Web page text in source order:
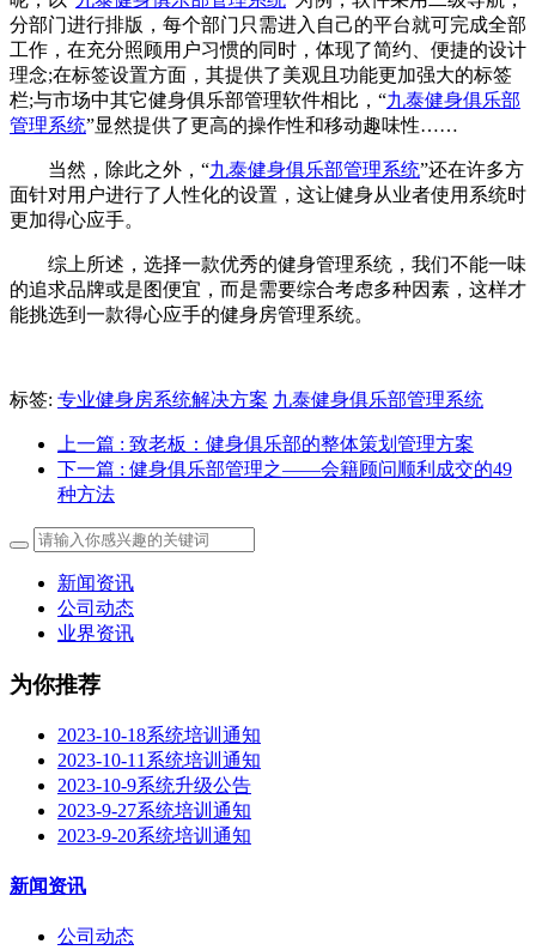
分部门进行排版，每个部门只需进入自己的平台就可完成全部
工作，在充分照顾用户习惯的同时，体现了简约、便捷的设计
理念;在标签设置方面，其提供了美观且功能更加强大的标签
栏;与市场中其它健身俱乐部管理软件相比，“九泰健身俱乐部
管理系统”显然提供了更高的操作性和移动趣味性……
当然，除此之外，“九泰健身俱乐部管理系统”还在许多方
面针对用户进行了人性化的设置，这让健身从业者使用系统时
更加得心应手。
综上所述，选择一款优秀的健身管理系统，我们不能一味
的追求品牌或是图便宜，而是需要综合考虑多种因素，这样才
能挑选到一款得心应手的健身房管理系统。
标签: 专业健身房系统解决方案 九泰健身俱乐部管理系统
上一篇 : 致老板：健身俱乐部的整体策划管理方案
下一篇 : 健身俱乐部管理之——会籍顾问顺利成交的49
种方法
新闻资讯
公司动态
业界资讯
为你推荐
2023-10-18系统培训通知
2023-10-11系统培训通知
2023-10-9系统升级公告
2023-9-27系统培训通知
2023-9-20系统培训通知
新闻资讯
公司动态